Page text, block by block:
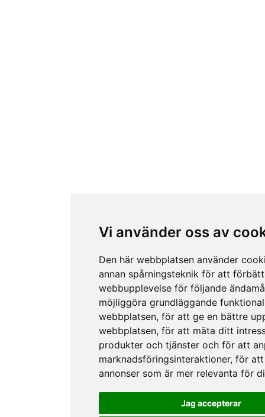
Vi använder oss av
Den här webbplatsen använder
annan spårningsteknik för att
webbupplevelse för följande
möjliggöra grundläggande
webbplatsen, för att ge en bättre
webbplatsen, för att mäta ditt
produkter och tjänster och för att
marknadsföringsinteraktioner, för att
annonser som är mer relevanta för
Jag accepterar